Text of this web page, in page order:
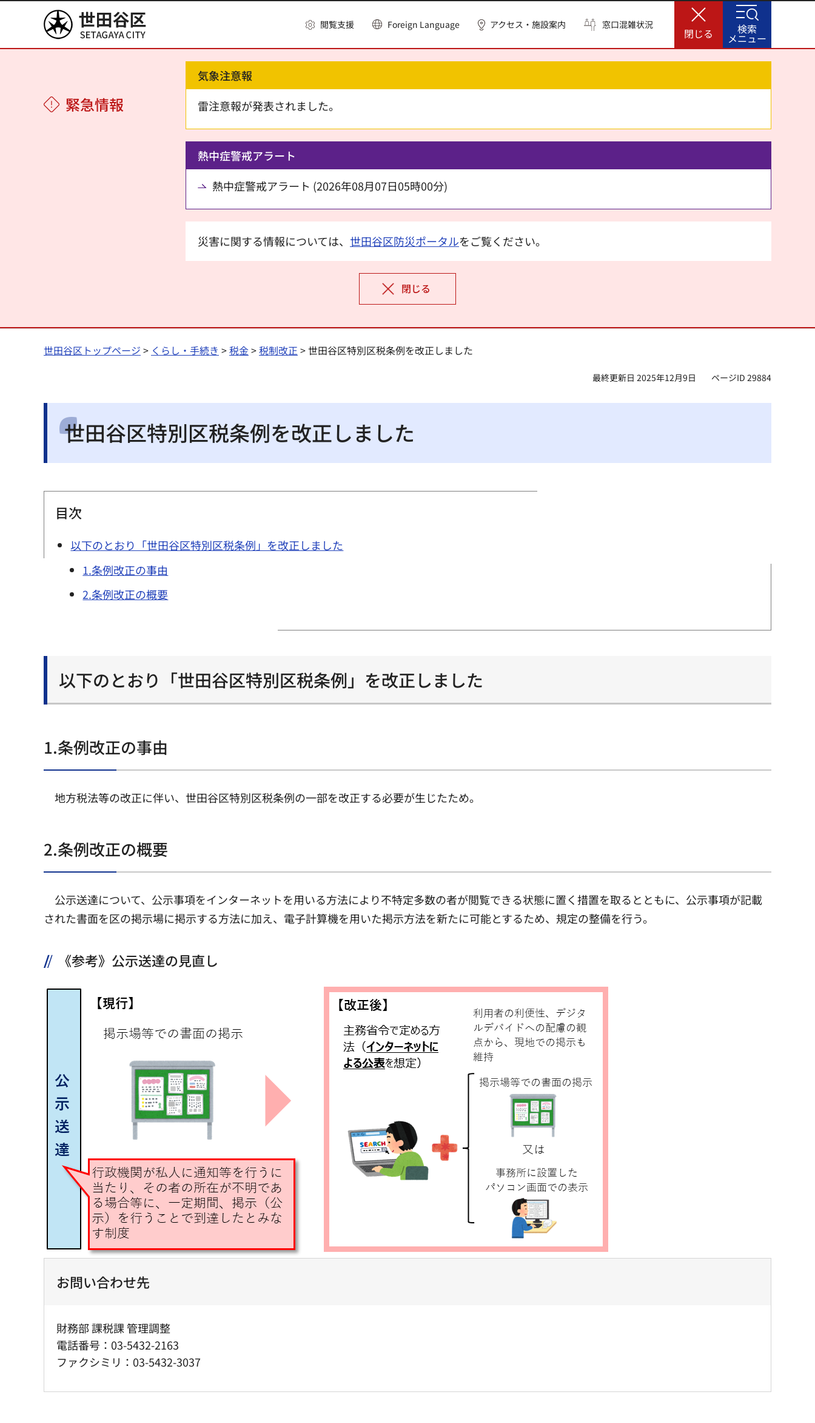
世田谷区 閲覧支援 Foreign Language アクセス・施設案内 窓口混雑状況
閉じる
緊急情報
気象注意報
雷注意報が発表されました。
熱中症警戒アラート
熱中症警戒アラート (2026年08月07日05時00分)
災害に関する情報については、 世田谷区防災ポータルをご覧ください。
閉じる
検索
メニュー
世田谷区トップページ > くらし・手続き >税金>税制改正> 世田谷区特別区税条例を改正しました
最終更新日 2025年12月9日 ページID 29884
世田谷区特別区税条例を改正しました
目次
以下のとおり「世田谷区特別区税条例」を改正しました
1.条例改正の事由
2.条例改正の概要
以下のとおり「世田谷区特別区税条例」を改正しました
1.条例改正の事由
地方税法等の改正に伴い、世田谷区特別区税条例の一部を改正する必要が生じたため。
2.条例改正の概要
公示送達について、公示事項をインターネットを用いる方法により不特定多数の者が閲覧できる状態に置く措置を取るとともに、公示事項が記載
された書面を区の掲示場に掲示する方法に加え、電子計算機を用いた掲示方法を新たに可能とするため、規定の整備を行う。
《参考》公示送達の見直し
お問い合わせ先
財務部 課税課 管理調整
電話番号：03-5432-2163
ファクシミリ：03-5432-3037